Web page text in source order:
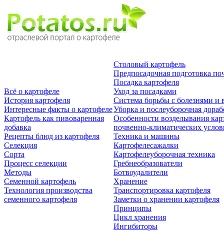
Всё о картофеле
История картофеля
Интересные факты о картофеле
Картофель как пивоваренная
добавка
Рецепты блюд из картофеля
Селекция
Сорта
Процесс селекции
Методы
Семенной картофель
Технология производства
семенного картофеля
Столовый картофель
Предпосадочная подготовка
Посадка картофеля
Уход за посадками
Система борьбы с болезнями и
Уборка и послеуборочная
Особенности возделывания
почвенно-климатических
Техника и машины
Картофелесажалки
Картофелеуборочная техника
Гребнеобразователи
Ботвоудалители
Хранение
Транспортировка картофеля
Заметки о хранении картофеля
Принципы
Цикл хранения
Ингибиторы